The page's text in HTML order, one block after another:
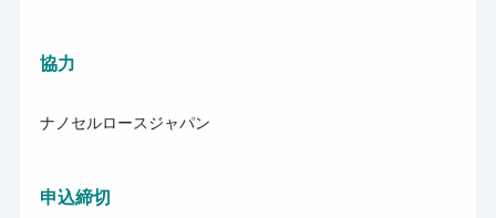
協力
ナノセルロースジャパン
申込締切